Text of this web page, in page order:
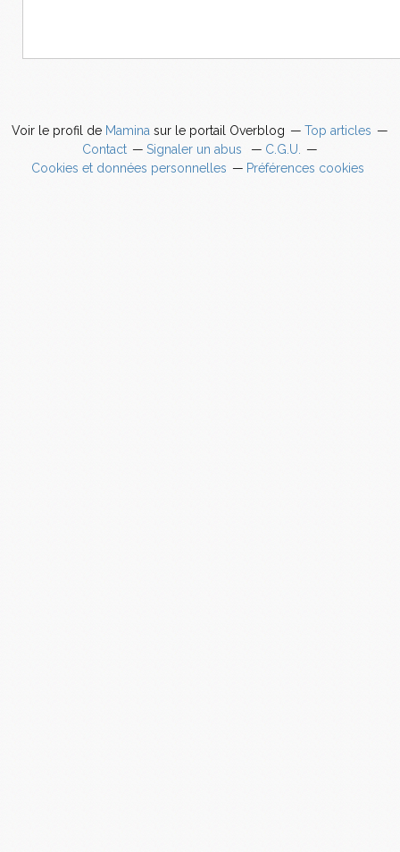
Voir le profil de Mamina sur le portail Overblog
Top articles
Contact
Signaler un abus
C.G.U.
Cookies et données personnelles
Préférences cookies